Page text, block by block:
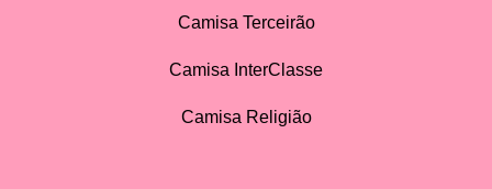
Camisa Terceirão
Camisa InterClasse
Camisa Religião